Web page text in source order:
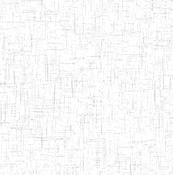
02/09/2014 ENIEG Privé
04/02/2014 ENIET Privé
28/08/2009 ENIEG Privé